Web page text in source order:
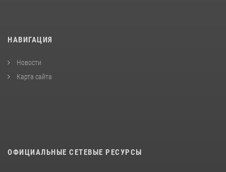
НАВИГАЦИЯ
Новости
Карта сайта
ОФИЦИАЛЬНЫЕ СЕТЕВЫЕ РЕСУРСЫ